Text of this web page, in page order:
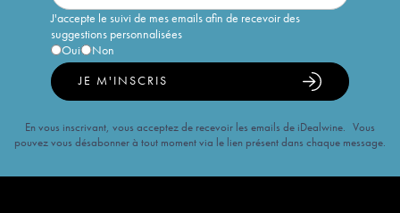
J'accepte le suivi de mes emails afin de recevoir des
suggestions personnalisées
Oui
Non
JE M'INSCRIS
En vous inscrivant, vous acceptez de recevoir les emails de iDealwine. Vous
pouvez vous désabonner à tout moment via le lien présent dans chaque message.